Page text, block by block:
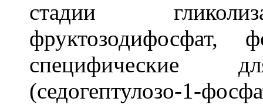
стадии
фруктозодифосфат,
специфические
(седогептулозо-1-